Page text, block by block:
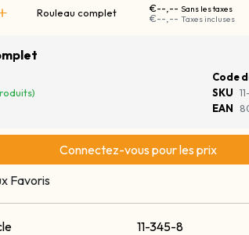
Rouleau complet €--,-- Sans les taxes
€--,-- Taxes incluses
Code
SKU
EAN
Connectez-vous pour les prix
Favoris
11-345-8